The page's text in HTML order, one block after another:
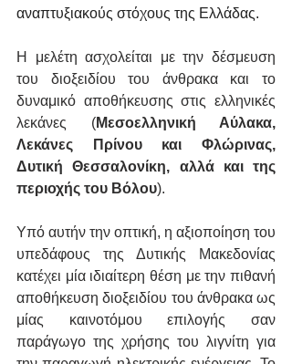
αναπτυξιακούς στόχους της Ελλάδας.
Η μελέτη ασχολείται με την δέσμευση
του διοξειδίου του άνθρακα και το
δυναμικό αποθήκευσης στις ελληνικές
λεκάνες (Μεσοελληνική Αύλακα,
Λεκάνες Πρίνου και Φλώρινας,
Δυτική Θεσσαλονίκη, αλλά και της
περιοχής του Βόλου).
Υπό αυτήν την οπτική, η αξιοποίηση του
υπεδάφους της Δυτικής Μακεδονίας
κατέχει μία ιδιαίτερη θέση με την πιθανή
αποθήκευση διοξειδίου του άνθρακα ως
μίας καινοτόμου επιλογής σαν
παράγωγο της χρήσης του λιγνίτη για